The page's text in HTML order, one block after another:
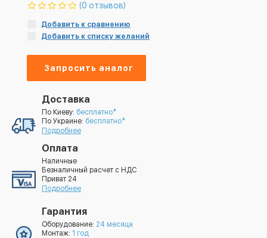
(0 отзывов)
Добавить к сравнению
Добавить к списку желаний
Запросить аналог
Доставка
По Киеву: бесплатно*
По Украине: бесплатно*
Подробнее
Оплата
Наличные
Безналичный расчет с НДС
Приват 24
Подробнее
Гарантия
Оборудование: 24 месяца
Монтаж: 1 год